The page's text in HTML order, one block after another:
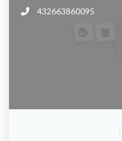
432663860095